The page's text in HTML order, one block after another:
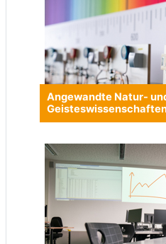
Angewandte Natur-